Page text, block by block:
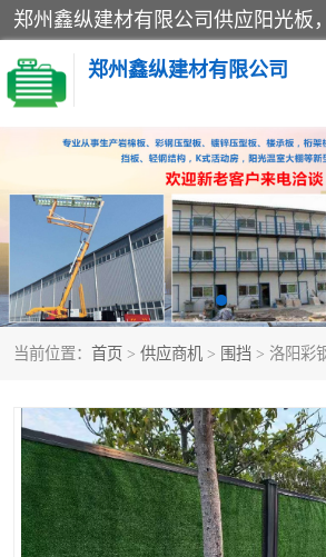
郑州鑫纵建材有限公司
当前位置： 首页 > 供应商机 > 围挡 > 洛阳彩
高空瓦机租赁 ASA
CZ型钢 FRP
PC多层板 PC耐
建筑围挡 楼层
新型活动房 压型
岩棉板 钢结
围挡 彩钢